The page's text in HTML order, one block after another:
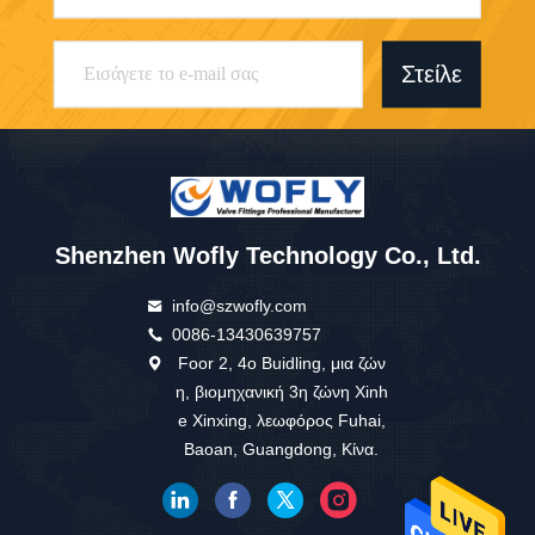
Στείλε
Shenzhen Wofly Technology Co., Ltd.
info@szwofly.com
0086-13430639757
Foor 2, 4ο Buidling, μια ζών
η, βιομηχανική 3η ζώνη Xinh
e Xinxing, λεωφόρος Fuhai,
Baoan, Guangdong, Κίνα.